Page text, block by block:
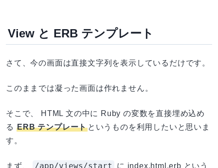
View と ERB テンプレート
さて、今の画面は直接文字列を表示しているだけです。
このままでは凝った画面は作れません。
そこで、 HTML 文の中に Ruby の変数を直接埋め込め
る ERB テンプレートというものを利用したいと思いま
す。
まず、 /app/views/start に index.html.erb という